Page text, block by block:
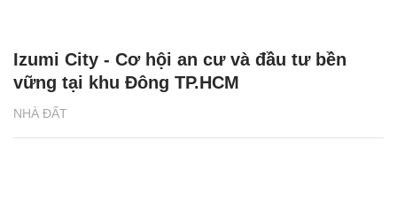
NHÀ ĐẤT
Izumi City - Cơ hội an cư và đầu tư bền
vững tại khu Đông TP.HCM